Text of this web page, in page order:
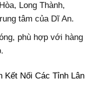
Long Thành,
tâm của Dĩ An.
phù hợp với hàng
Kết Nối Các Tỉnh Lân